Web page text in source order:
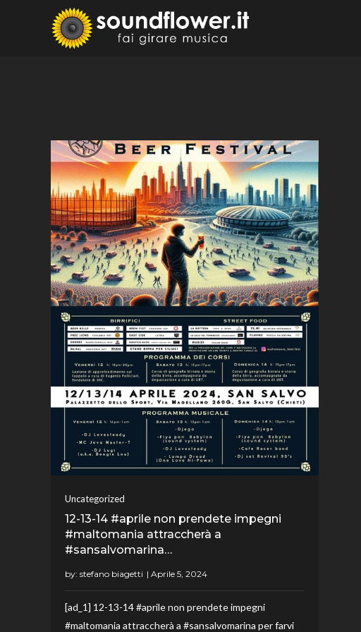
Uncategorized
12-13-14 #aprile non prendete impegni
#maltomania attraccherà a
#sansalvomarina…
by: stefano biagetti
[ad_1] 12-13-14 #aprile non prendete impegni
#maltomania attraccherà a #sansalvomarina per farvi